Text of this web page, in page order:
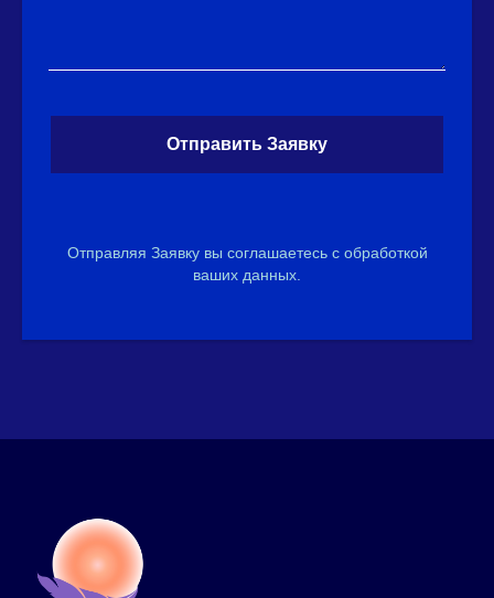
Отправить Заявку
Отправляя Заявку вы соглашаетесь с обработкой
ваших данных.